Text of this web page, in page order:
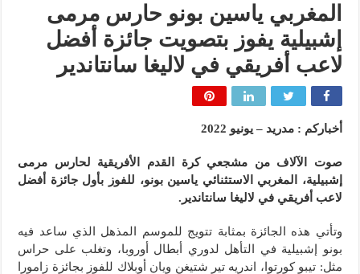
المغربي ياسين بونو حارس مرمى
إشبيلية يفوز بتصويت جائزة أفضل
لاعب أفريقي في لاليغا سانتاندير
أخباركم : مدريد – يونيو 2022
صوت الآلاف من مشجعي كرة القدم الأفريقية لحارس مرمى
إشبيلية، المغربي الاستثنائي ياسين بونو، للفوز بأول جائزة أفضل
لاعب أفريقي في لاليغا سانتاندير.
وتأتي هذه الجائزة بمثابة تتويج للموسم المذهل الذي ساعد فيه
بونو إشبيلية في التأهل لدوري أبطال أوروبا، وتغلب على حراس
مثل: تيبو كورتوا، اندريه تير شتيغن ويان أوبلاك للفوز بجائزة زامورا